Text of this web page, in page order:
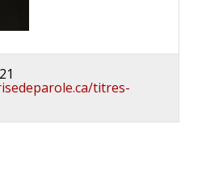
titres-